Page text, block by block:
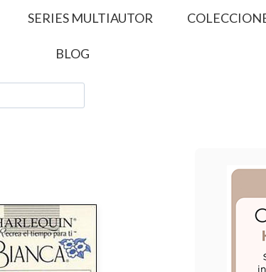
SERIES MULTIAUTOR
BLOG